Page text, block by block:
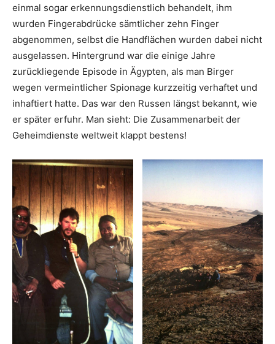
einmal sogar erkennungsdienstlich behandelt, ihm
wurden Fingerabdrücke sämtlicher zehn Finger
abgenommen, selbst die Handflächen wurden dabei nicht
ausgelassen. Hintergrund war die einige Jahre
zurückliegende Episode in Ägypten, als man Birger
wegen vermeintlicher Spionage kurzzeitig verhaftet und
inhaftiert hatte. Das war den Russen längst bekannt, wie
er später erfuhr. Man sieht: Die Zusammenarbeit der
Geheimdienste weltweit klappt bestens!